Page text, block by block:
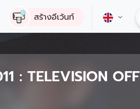
สร้างอีเว้นท์
: TELEVISION OFF